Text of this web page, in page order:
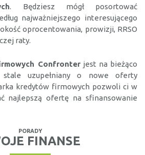
. Będziesz mógł posortować
najważniejszego interesującego
oprocentowania, prowizji, RRSO
raty.
Confronterjest na bieżąco
stale uzupełniany o nowe oferty
kredytów firmowych pozwoli ci w
najlepszą ofertę na sfinansowanie
PORADY
FINANSE